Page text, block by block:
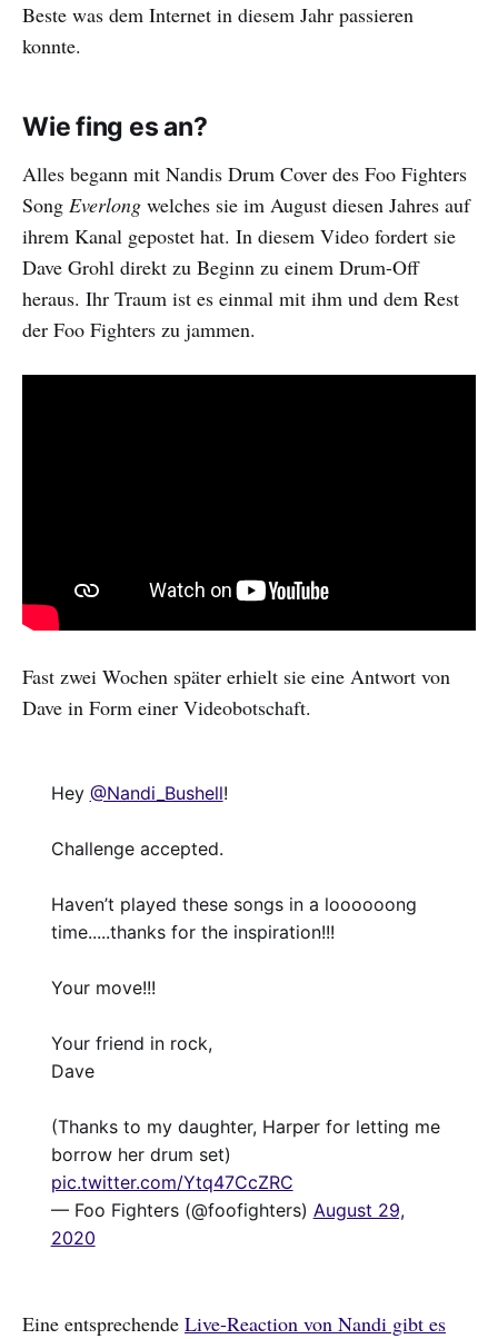
Beste was dem Internet in diesem Jahr passieren
konnte.
Wie fing es an?
Alles begann mit Nandis Drum Cover des Foo Fighters
Song Everlong welches sie im August diesen Jahres auf
ihrem Kanal gepostet hat. In diesem Video fordert sie
Dave Grohl direkt zu Beginn zu einem Drum-Off
heraus. Ihr Traum ist es einmal mit ihm und dem Rest
der Foo Fighters zu jammen.
Fast zwei Wochen später erhielt sie eine Antwort von
Dave in Form einer Videobotschaft.
Hey @Nandi_Bushell!
Challenge accepted.
Haven’t played these songs in a loooooong
time.....thanks for the inspiration!!!
Your move!!!
Your friend in rock,
Dave
(Thanks to my daughter, Harper for letting me
borrow her drum set)
pic.twitter.com/Ytq47CcZRC
— Foo Fighters (@foofighters) August 29,
2020
Eine entsprechende Live-Reaction von Nandi gibt es